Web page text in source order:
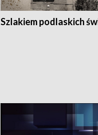
Szlakiem podlaskich